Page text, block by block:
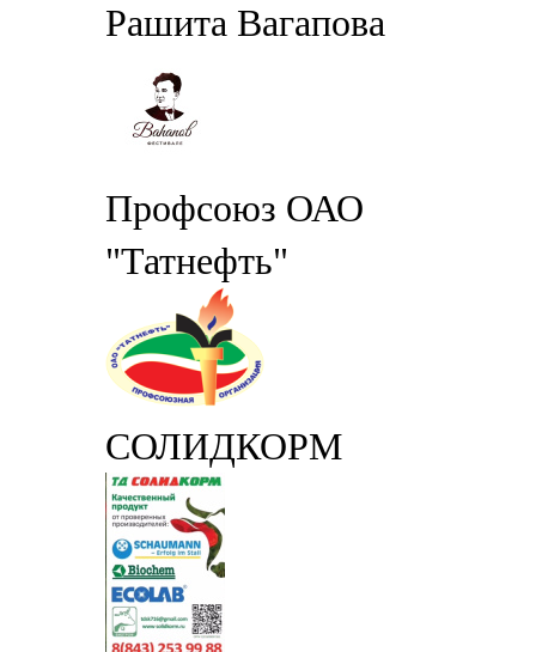
Рашита Вагапова
Профсоюз ОАО
"Татнефть"
СОЛИДКОРМ